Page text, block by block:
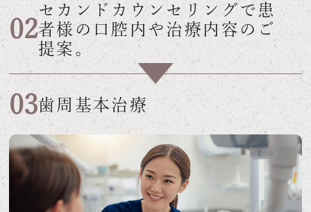
02
セカンドカウンセリングで患
者様の口腔内や治療内容のご
提案。
03歯周基本治療